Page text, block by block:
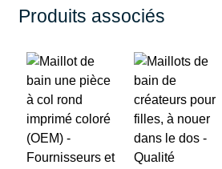
Produits associés